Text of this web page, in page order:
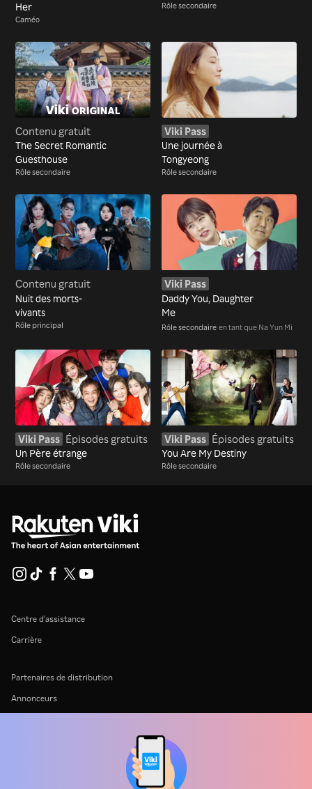
Her
Caméo
Rôle secondaire
Contenu gratuit
The Secret Romantic
Guesthouse
Rôle secondaire
Viki Pass
Une journée à
Tongyeong
Rôle secondaire
Contenu gratuit
Nuit des morts-
vivants
Rôle principal
Viki Pass
Daddy You, Daughter
Me
Rôle secondaire en tant que Na Yun Mi
Viki Pass Épisodes gratuits
Un Père étrange
Rôle secondaire
Viki Pass Épisodes gratuits
You Are My Destiny
Rôle secondaire
Centre d'assistance
Carrière
Partenaires de distribution
Annonceurs